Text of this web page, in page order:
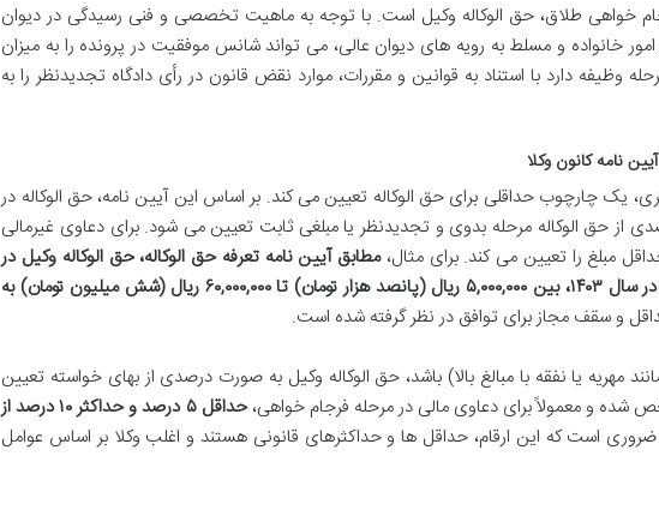
خواهی طلاق، حق الوکاله وکیل است. با توجه به ماهیت تخصصی و فنی رسیدگی در دیوان
خانواده و مسلط به رویه های دیوان عالی، می تواند شانس موفقیت در پرونده را به میزان
وظیفه دارد با استناد به قوانین و مقررات، موارد نقض قانون در رأی دادگاه تجدیدنظر را به
نامه کانون وکلا
یک چارچوب حداقلی برای حق الوکاله تعیین می کند. بر اساس این آیین نامه، حق الوکاله در
از حق الوکاله مرحله بدوی و تجدیدنظر یا مبلغی ثابت تعیین می شود. برای دعاوی غیرمالی
مبلغ را تعیین می کند. برای مثال،مطابق آیین نامه تعرفه حق الوکاله، حق الوکاله وکیل در
مرحله فرجام خواهی برای دعاوی غیرمالی در سال ۱۴۰۳، بین ۵,۰۰۰,۰۰۰ ریال (پانصد هزار تومان) تا ۶۰,۰۰۰,۰۰۰ ریال (شش میلیون تومان) به
و سقف مجاز برای توافق در نظر گرفته شده است.
مهریه یا نفقه با مبالغ بالا) باشد، حق الوکاله وکیل به صورت درصدی از بهای خواسته تعیین
شده و معمولاً برای دعاوی مالی در مرحله فرجام خواهی،
حداقل ۵ درصد و حداکثر ۱۰ درصد از
ضروری است که این ارقام، حداقل ها و حداکثرهای قانونی هستند و اغلب وکلا بر اساس عوامل